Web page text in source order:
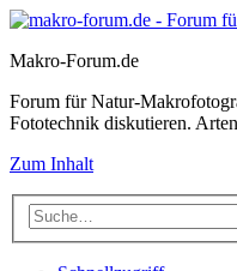
Makro-Forum.de
Forum für Natur-
Fototechnik diskutieren.
Zum Inhalt